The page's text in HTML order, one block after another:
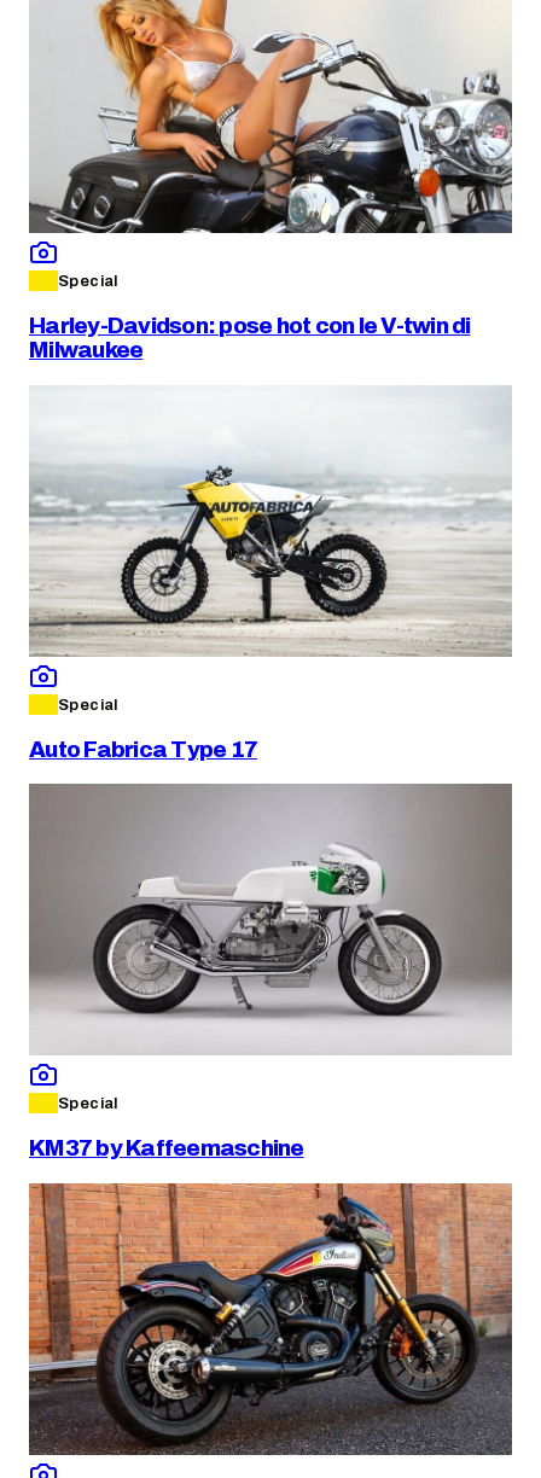
Special
Harley-Davidson: pose hot con le V-twin di
Milwaukee
Special
Auto Fabrica Type 17
Special
KM37 by Kaffeemaschine